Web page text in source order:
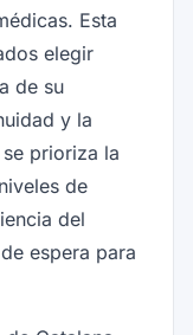
Esta
elegir
de su
y la
prioriza la
de
del
espera para